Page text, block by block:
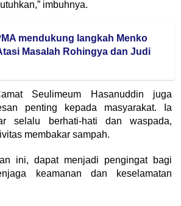
imbuhnya.
mendukung langkah Menko
Masalah Rohingya dan Judi
Seulimeum Hasanuddin juga
penting kepada masyarakat. Ia
selalu berhati-hati dan waspada,
membakar sampah.
ini, dapat menjadi pengingat bagi
keamanan dan keselamatan